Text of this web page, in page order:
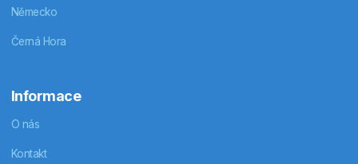
Německo
Černá Hora
Informace
O nás
Kontakt